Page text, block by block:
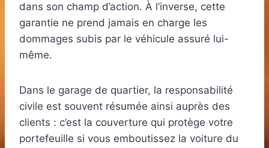
dans son champ d’action. À l’inverse, cette
garantie ne prend jamais en charge les
dommages subis par le véhicule assuré lui-
même.
Dans le garage de quartier, la responsabilité
civile est souvent résumée ainsi auprès des
clients : c’est la couverture qui protège votre
portefeuille si vous emboutissez la voiture du